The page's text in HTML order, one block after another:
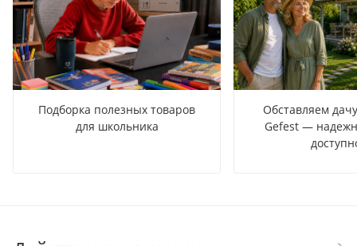
Подборка полезных товаров
для школьника
Обставляем
Gefest —